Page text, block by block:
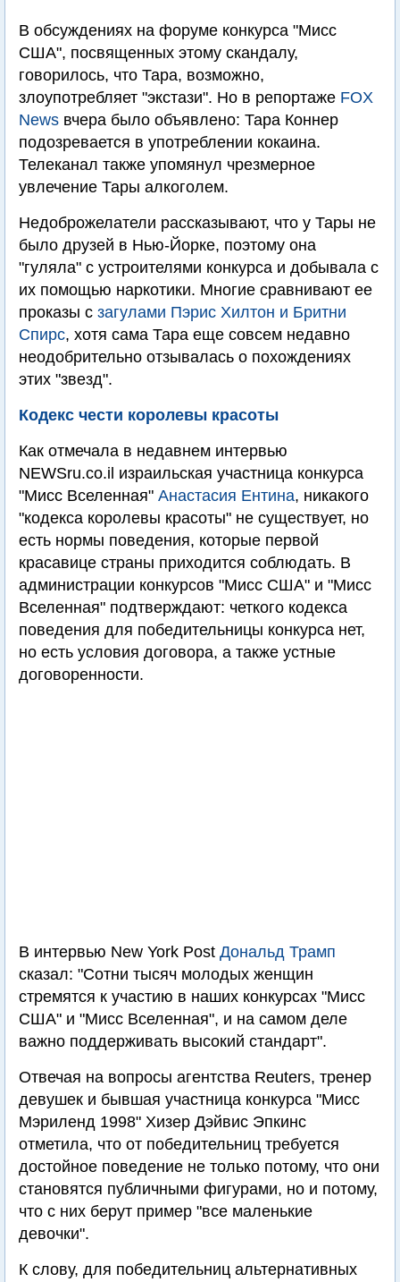
В обсуждениях на форуме конкурса "Мисс
США", посвященных этому скандалу,
говорилось, что Тара, возможно,
злоупотребляет "экстази". Но в репортаже FOX
News вчера было объявлено: Тара Коннер
подозревается в употреблении кокаина.
Телеканал также упомянул чрезмерное
увлечение Тары алкоголем.
Недоброжелатели рассказывают, что у Тары не
было друзей в Нью-Йорке, поэтому она
"гуляла" с устроителями конкурса и добывала с
их помощью наркотики. Многие сравнивают ее
проказы с загулами Пэрис Хилтон и Бритни
Спирс, хотя сама Тара еще совсем недавно
неодобрительно отзывалась о похождениях
этих "звезд".
Кодекс чести королевы красоты
Как отмечала в недавнем интервью
NEWSru.co.il израильская участница конкурса
"Мисс Вселенная" Анастасия Ентина, никакого
"кодекса королевы красоты" не существует, но
есть нормы поведения, которые первой
красавице страны приходится соблюдать. В
администрации конкурсов "Мисс США" и "Мисс
Вселенная" подтверждают: четкого кодекса
поведения для победительницы конкурса нет,
но есть условия договора, а также устные
договоренности.
В интервью New York Post Дональд Трамп
сказал: "Сотни тысяч молодых женщин
стремятся к участию в наших конкурсах "Мисс
США" и "Мисс Вселенная", и на самом деле
важно поддерживать высокий стандарт".
Отвечая на вопросы агентства Reuters, тренер
девушек и бывшая участница конкурса "Мисс
Мэриленд 1998" Хизер Дэйвис Эпкинс
отметила, что от победительниц требуется
достойное поведение не только потому, что они
становятся публичными фигурами, но и потому,
что с них берут пример "все маленькие
девочки".
К слову, для победительниц альтернативных